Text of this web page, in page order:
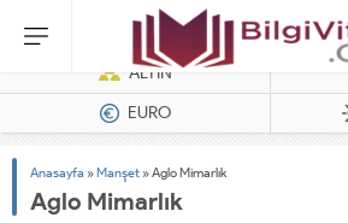
Dizel Jeneratörler
ALTIN
EURO
Anasayfa »Manşet »Aglo Mimarlık
Aglo Mimarlık